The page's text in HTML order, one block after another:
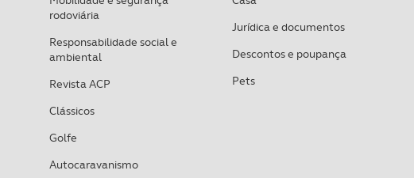
rodoviária
Responsabilidade social e
ambiental
Revista ACP
Clássicos
Golfe
Autocaravanismo
Jurídica e documentos
Descontos e poupança
Pets